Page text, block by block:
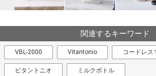
関連するキーワード
VBL-2000 Vitantonio コードレス
ビタントニオ ミルクボトル